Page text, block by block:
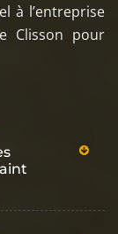
à l’entreprise
Clisson pour